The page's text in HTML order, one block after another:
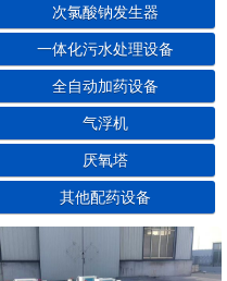
次氯酸钠发生器
一体化污水处理设备
全自动加药设备
气浮机
厌氧塔
其他配药设备